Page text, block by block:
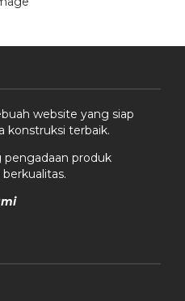
website yang siap
konstruksi terbaik.
pengadaan produk